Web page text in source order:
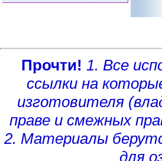
Прочти! 1. Все
ссылки на
изготовителя
праве и смежных
2. Материалы
для